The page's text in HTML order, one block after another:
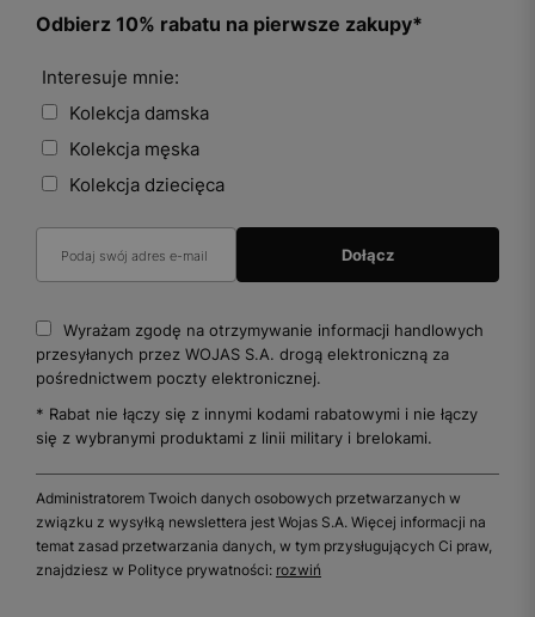
Odbierz 10% rabatu na pierwsze zakupy*
Interesuje mnie:
Kolekcja damska
Kolekcja męska
Kolekcja dziecięca
Wyrażam zgodę na otrzymywanie informacji handlowych
przesyłanych przez WOJAS S.A. drogą elektroniczną za
pośrednictwem poczty elektronicznej.
* Rabat nie łączy się z innymi kodami rabatowymi i nie łączy
się z wybranymi produktami z linii military i brelokami.
Administratorem Twoich danych osobowych przetwarzanych w
związku z wysyłką newslettera jest Wojas S.A. Więcej informacji na
temat zasad przetwarzania danych, w tym przysługujących Ci praw,
znajdziesz w Polityce prywatności: rozwiń